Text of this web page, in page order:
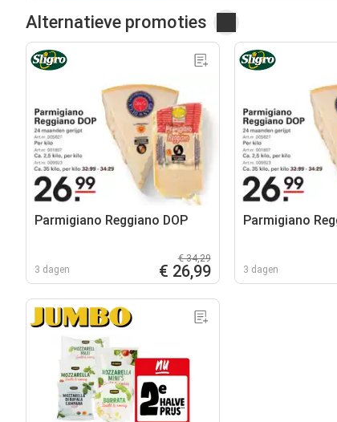
Alternatieve promoties
Parmigiano Reggiano DOP
3 dagen
€ 34,29
€ 26,99
Parmigiano
3 dagen